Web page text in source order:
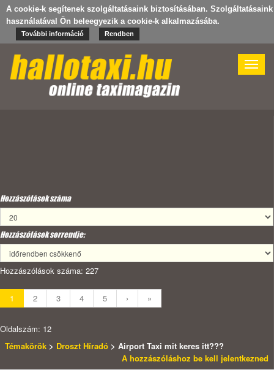
A cookie-k segítenek szolgáltatásaink biztosításában. Szolgáltatásaink
használatával Ön beleegyezik a cookie-k alkalmazásába.
További információ Rendben
Toggle
Hozzászólások száma
Hozzászólások sorrendje:
Hozzászólások száma: 227
1 2 3 4 5 › »
Oldalszám: 12
Témakörök > Droszt Híradó > Airport Taxi mit keres itt???
A hozzászóláshoz be kell jelentkezned